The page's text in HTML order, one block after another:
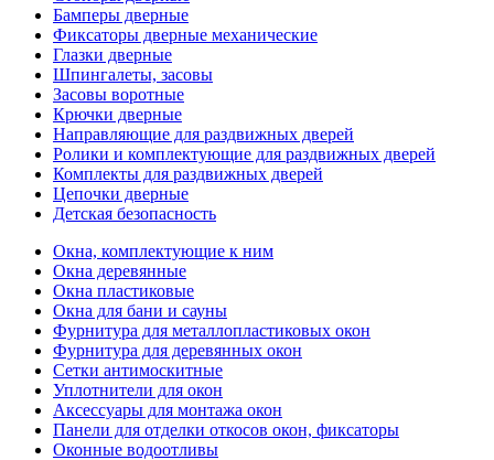
Бамперы дверные
Фиксаторы дверные механические
Глазки дверные
Шпингалеты, засовы
Засовы воротные
Крючки дверные
Направляющие для раздвижных дверей
Ролики и комплектующие для раздвижных дверей
Комплекты для раздвижных дверей
Цепочки дверные
Детская безопасность
Окна, комплектующие к ним
Окна деревянные
Окна пластиковые
Окна для бани и сауны
Фурнитура для металлопластиковых окон
Фурнитура для деревянных окон
Сетки антимоскитные
Уплотнители для окон
Аксессуары для монтажа окон
Панели для отделки откосов окон, фиксаторы
Оконные водоотливы